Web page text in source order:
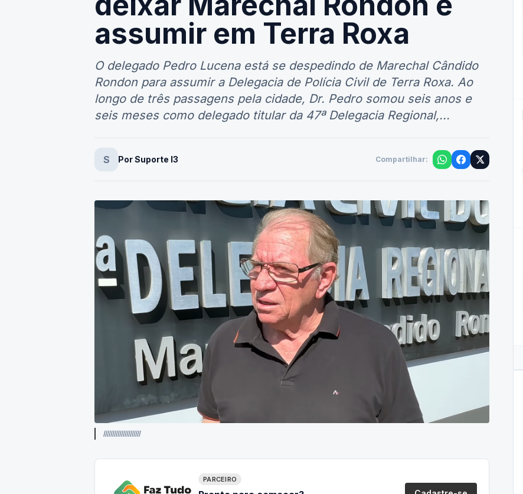
assumir em Terra Roxa
O delegado Pedro Lucena está se despedindo de Marechal Cândido
Rondon para assumir a Delegacia de Polícia Civil de Terra Roxa. Ao
longo de três passagens pela cidade, Dr. Pedro somou seis anos e
seis meses como delegado titular da 47ª Delegacia Regional,...
S Por Suporte I3 Compartilhar:
lllllllllllllllllllll
PARCEIRO